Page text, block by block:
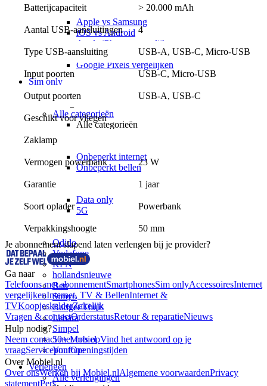
Alle Toestelvergelijkingen
Apple vs Samsung
iOS vs Android
Apple iPhones vergelijken
Samsung Galaxy vergelijken
Google Pixels vergelijken
Sim only
Alle sim only
Categorieën
Alle categorieën
Alle categorieën
Onbeperkt internet
Onbeperkt bellen
Maandelijks opzegbaar
Data only
5G
Providers
Odido
Vodafone
KPN
hollandsnieuwe
Ben
Simyo
Budget Thuis
Lebara
Simpel
50+ Mobiel
Youfone
Verlengen
Alle verlengingen
Batterijcapaciteit > 20.000 mAh
Aantal USB-aansluitingen 4
Type USB-aansluiting USB-A, USB-C, Micro-USB
Input poorten USB-C, Micro-USB
Output poorten USB-A, USB-C
Geschikt voor vliegen
Zaklamp
Vermogen powerbank 23 W
Garantie 1 jaar
Soort oplader Powerbank
Verpakkingshoogte
50 mm
Je abonnement slapend laten verlengen bij je provider?
Ga naar
Telefoons met abonnementSmartphonesSim onlyAccessoiresInternet
vergelijkenInternet, TV & BellenInternet &
TVKoopjeskelderZakelijk
Vragen & contactOrderstatusRetour & reparatieNieuws
Hulp nodig?
Neem contact met ons opVind het antwoord op je
vraagServicepuntOpeningstijden
Over Mobiel.nl
Over onsWerken bij Mobiel.nlAlgemene voorwaardenPrivacy
statementPers